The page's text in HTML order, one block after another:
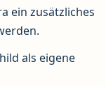
ein zusätzliches
als eigene